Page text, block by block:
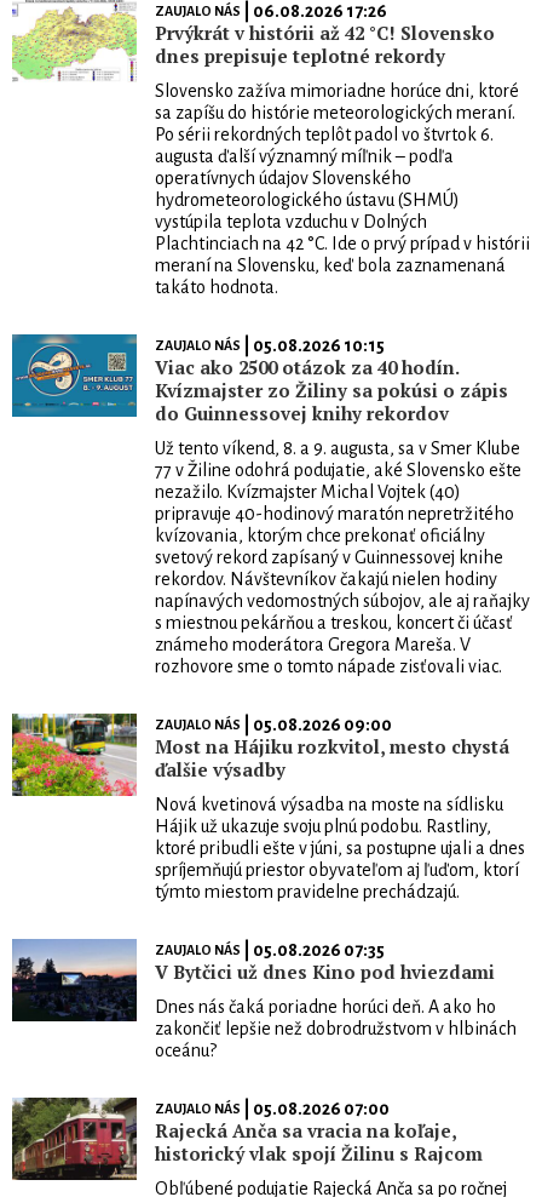
ZAUJALO NÁS | 06.08.2026 17:26
Prvýkrát v histórii až 42 °C! Slovensko
dnes prepisuje teplotné rekordy
Slovensko zažíva mimoriadne horúce dni, ktoré
sa zapíšu do histórie meteorologických meraní.
Po sérii rekordných teplôt padol vo štvrtok 6.
augusta ďalší významný míľnik – podľa
operatívnych údajov Slovenského
hydrometeorologického ústavu (SHMÚ)
vystúpila teplota vzduchu v Dolných
Plachtinciach na 42 °C. Ide o prvý prípad v histórii
meraní na Slovensku, keď bola zaznamenaná
takáto hodnota.
ZAUJALO NÁS | 05.08.2026 10:15
Viac ako 2500 otázok za 40 hodín.
Kvízmajster zo Žiliny sa pokúsi o zápis
do Guinnessovej knihy rekordov
Už tento víkend, 8. a 9. augusta, sa v Smer Klube
77 v Žiline odohrá podujatie, aké Slovensko ešte
nezažilo. Kvízmajster Michal Vojtek (40)
pripravuje 40-hodinový maratón nepretržitého
kvízovania, ktorým chce prekonať oficiálny
svetový rekord zapísaný v Guinnessovej knihe
rekordov. Návštevníkov čakajú nielen hodiny
napínavých vedomostných súbojov, ale aj raňajky
s miestnou pekárňou a treskou, koncert či účasť
známeho moderátora Gregora Mareša. V
rozhovore sme o tomto nápade zisťovali viac.
ZAUJALO NÁS | 05.08.2026 09:00
Most na Hájiku rozkvitol, mesto chystá
ďalšie výsadby
Nová kvetinová výsadba na moste na sídlisku
Hájik už ukazuje svoju plnú podobu. Rastliny,
ktoré pribudli ešte v júni, sa postupne ujali a dnes
spríjemňujú priestor obyvateľom aj ľuďom, ktorí
týmto miestom pravidelne prechádzajú.
ZAUJALO NÁS | 05.08.2026 07:35
V Bytčici už dnes Kino pod hviezdami
Dnes nás čaká poriadne horúci deň. A ako ho
zakončiť lepšie než dobrodružstvom v hlbinách
oceánu?
ZAUJALO NÁS | 05.08.2026 07:00
Rajecká Anča sa vracia na koľaje,
historický vlak spojí Žilinu s Rajcom
Obľúbené podujatie Rajecká Anča sa po ročnej